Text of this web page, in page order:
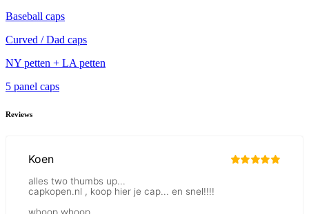
Baseball caps
Curved / Dad caps
NY petten + LA petten
5 panel caps
Reviews